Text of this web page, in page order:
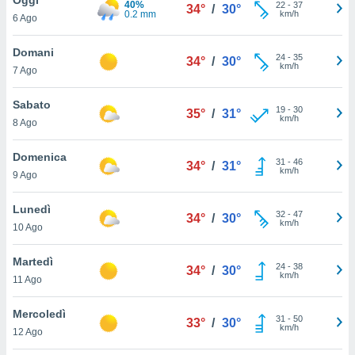
è
al sito
di
ci
di
il
un
la
nella
6 Ago
40%
0.2 mm
34° / 30° 22- 37
km/h
Domani
7 Ago
34° / 30° 24- 35
km/h
Sabato
8 Ago
35° / 31° 19- 30
km/h
Domenica
9 Ago
34° / 31° 31 - 46
km/h
Lunedì
10 Ago
34° / 30° 32- 47
km/h
Martedì
11 Ago
34° / 30° 24- 38
km/h
Mercoledì
12 Ago
33° / 30° 31 - 50
km/h